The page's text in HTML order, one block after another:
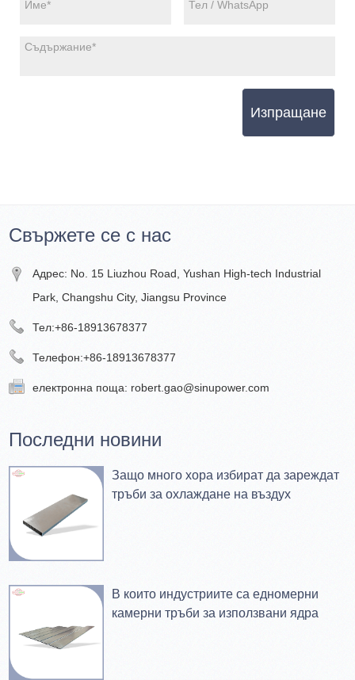
Изпращане
Свържете се с нас
Адрес: No. 15 Liuzhou Road, Yushan High-tech Industrial
Park, Changshu City, Jiangsu Province
Тел:+86-18913678377
Телефон:+86-18913678377
електронна поща: robert.gao@sinupower.com
Последни новини
Защо много хора избират да зареждат
тръби за охлаждане на въздух
В които индустриите са едномерни
камерни тръби за използвани ядра